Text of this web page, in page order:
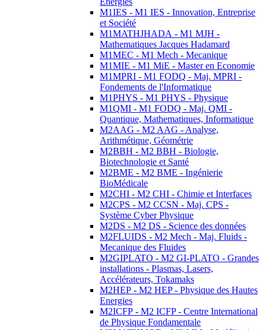
M1IES - M1 IES - Innovation, Entreprise
et Société
M1MATHJHADA - M1 MJH -
Mathematiques Jacques Hadamard
M1MEC - M1 Mech - Mecanique
M1MIE - M1 MiE - Master en Economie
M1MPRI - M1 FODQ - Maj. MPRI -
Fondements de l'Informatique
M1PHYS - M1 PHYS - Physique
M1QMI - M1 FODQ - Maj. QMI -
Quantique, Mathematiques, Informatique
M2AAG - M2 AAG - Analyse,
Arithmétique, Géométrie
M2BBH - M2 BBH - Biologie,
Biotechnologie et Santé
M2BME - M2 BME - Ingénierie
BioMédicale
M2CHI - M2 CHI - Chimie et Interfaces
M2CPS - M2 CCSN - Maj. CPS -
Système Cyber Physique
M2DS - M2 DS - Science des données
M2FLUIDS - M2 Mech - Maj. Fluids -
Mecanique des Fluides
M2GIPLATO - M2 GI-PLATO - Grandes
installations - Plasmas, Lasers,
Accélérateurs, Tokamaks
M2HEP - M2 HEP - Physique des Hautes
Energies
M2ICFP - M2 ICFP - Centre International
de Physique Fondamentale